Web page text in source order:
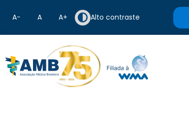
A− A A+ Alto contraste